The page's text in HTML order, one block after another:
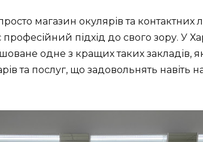
магазин окулярів та контактних
підхід до свого зору. У
одне з кращих таких закладів,
та послуг, що задовольнять навіть